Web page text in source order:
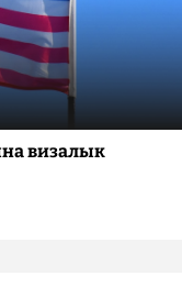
визалык